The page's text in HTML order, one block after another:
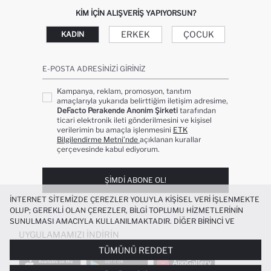
KIM IÇIN ALIŞVERIŞ YAPIYORSUN?
KADIN ERKEK ÇOCUK
E-POSTA ADRESINIZI GIRINIZ
Kampanya, reklam, promosyon, tanıtım
amaçlarıyla yukarıda belirttiğim iletişim adresime,
DeFacto Perakende Anonim Şirketi tarafından
ticari elektronik ileti gönderilmesini ve kişisel
verilerimin bu amaçla işlenmesini ETK
Bilgilendirme Metni’nde açıklanan kurallar
çerçevesinde kabul ediyorum.
ŞIMDI ABONE OL!
UYGULAMAMIZI İNDIRIN
İNTERNET SITEMIZDE ÇEREZLER YOLUYLA KIŞISEL VERI IŞLENMEKTE
OLUP; GEREKLI OLAN ÇEREZLER, BILGI TOPLUMU HIZMETLERININ
SUNULMASI AMACIYLA KULLANILMAKTADIR. DIĞER BIRINCI VE
ÜÇÜNCÜ TARAF ÇEREZLER ISE SIZE DAHA IYI BIR ALIŞVERIŞ
DENEYIMI SUNULABILMESI, SITEMIZIN DAHA IŞLEVSEL KILINMASI VE
KIŞISELLEŞTIRMESI VE AÇIK RIZA VERMENIZ HALINDE, SIZLERE
YÖNELIK PAZARLAMA FAALIYETLERININ YAPILMASI AMAÇLARIYLA
TÜMÜNÜ REDDET